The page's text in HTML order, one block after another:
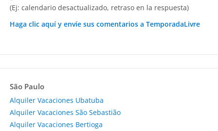
(Ej: calendario desactualizado, retraso en la respuesta)
Haga clic aquí y envíe sus comentarios a TemporadaLivre
São Paulo
Alquiler Vacaciones Ubatuba
Alquiler Vacaciones São Sebastião
Alquiler Vacaciones Bertioga